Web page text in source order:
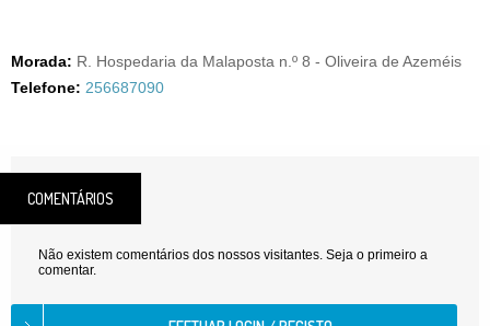
Morada: R. Hospedaria da Malaposta n.º 8 - Oliveira de Azeméis
Telefone: 256687090
COMENTÁRIOS
Não existem comentários dos nossos visitantes. Seja o primeiro a
comentar.